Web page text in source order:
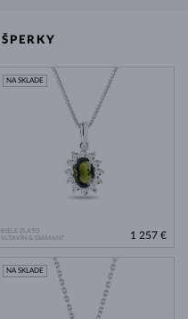
ŠPERKY
BIELE ZLATO
VLTAVÍN & DIAMANT
NA SKLADE
1 257 €
NA SKLADE